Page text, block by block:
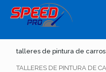
talleres de pintura de carros
TALLERES DE PINTURA DE